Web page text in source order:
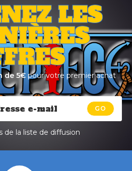
LES
de 5€ pour votre premier achat
GO
de la liste de diffusion